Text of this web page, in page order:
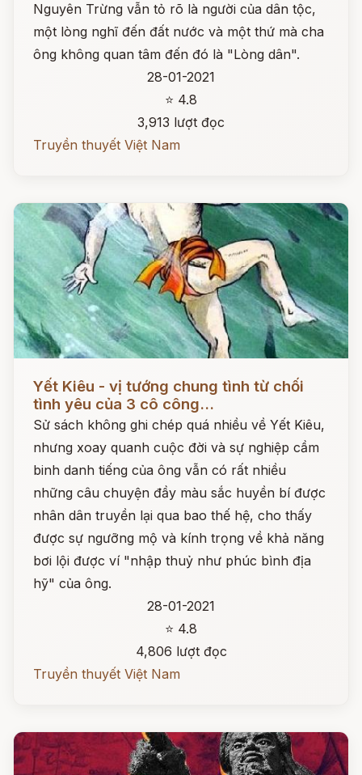
Nguyên Trừng vẫn tỏ rõ là người của dân tộc,
một lòng nghĩ đến đất nước và một thứ mà cha
ông không quan tâm đến đó là "Lòng dân".
28-01-2021
⭐ 4.8
3,913 lượt đọc
Truyền thuyết Việt Nam
Đọc ngay
Yết Kiêu - vị tướng chung tình từ chối
tình yêu của 3 cô công...
Sử sách không ghi chép quá nhiều về Yết Kiêu,
nhưng xoay quanh cuộc đời và sự nghiệp cầm
binh danh tiếng của ông vẫn có rất nhiều
những câu chuyện đầy màu sắc huyền bí được
nhân dân truyền lại qua bao thế hệ, cho thấy
được sự ngưỡng mộ và kính trọng về khả năng
bơi lội được ví "nhập thuỷ như phúc bình địa
hỹ" của ông.
28-01-2021
⭐ 4.8
4,806 lượt đọc
Truyền thuyết Việt Nam